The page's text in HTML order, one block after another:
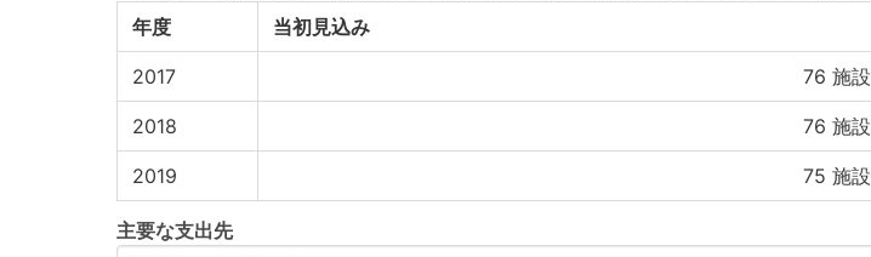
年度
当初見込み
2017 76 施設
2018 76 施設
2019 75 施設
主要な支出先